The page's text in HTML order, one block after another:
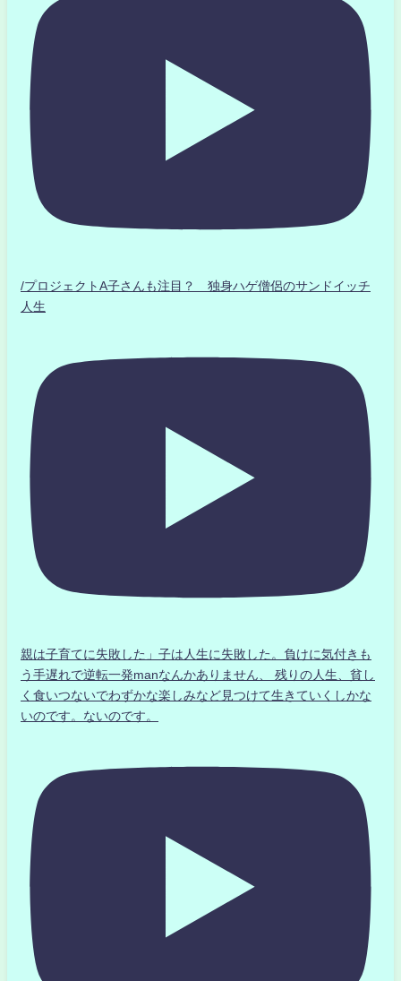
/プロジェクトA子さんも注目？ 独身ハゲ僧侶のサンドイッチ
人生
親は子育てに失敗した」子は人生に失敗した。負けに気付きも
う手遅れで逆転一発manなんかありません、 残りの人生、貧し
く食いつないでわずかな楽しみなど見つけて生きていくしかな
いのです。ないのです。